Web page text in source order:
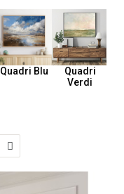
Quadri Blu
Quadri
Verdi